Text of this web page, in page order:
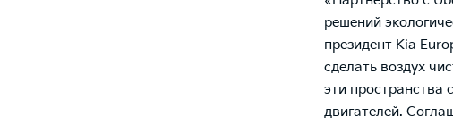
решений
президент Kia
сделать воздух
эти пространства
двигателей.